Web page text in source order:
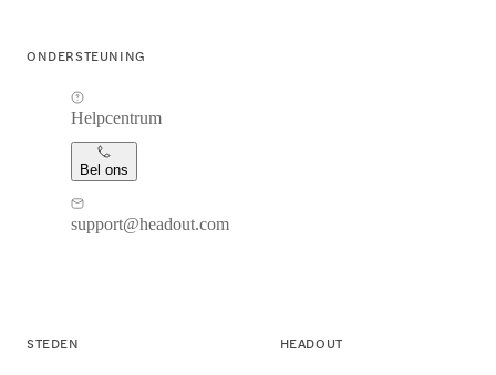
ONDERSTEUNING
Helpcentrum
Bel ons
support@headout.com
STEDEN HEADOUT